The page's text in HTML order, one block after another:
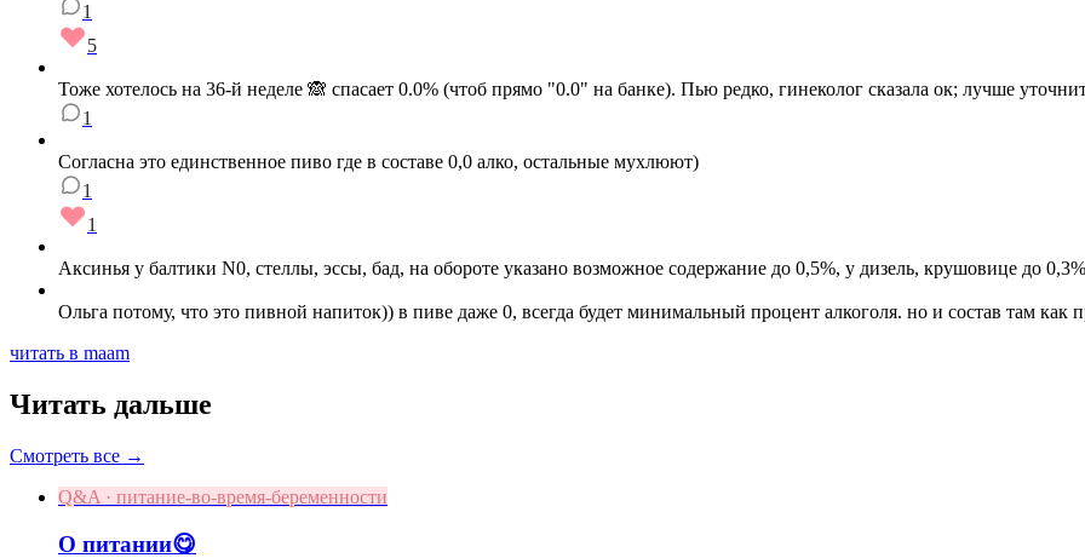
1
5
Тоже хотелось на 36-й неделе 🙈 спасает 0.0% (чтоб прямо "0.0" на банке). Пью редко, гинеколог сказала ок; лучше
1
Согласна это единственное пиво где в составе 0,0 алко, остальные мухлюют)
1
1
Аксинья у балтики N0, стеллы, эссы, бад, на обороте указано возможное содержание до 0,5%, у дизель, крушовице до
Ольга потому, что это пивной напиток)) в пиве даже 0, всегда будет минимальный процент алкоголя. но и состав там как
читать в maam
Читать дальше
Смотреть все →
Q&A · питание-во-время-беременности
О питании😋